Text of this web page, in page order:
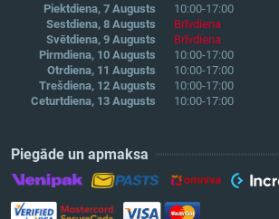
Piektdiena, 7 Augusts
10:00-17:00
Sestdiena, 8 Augusts
Brīvdiena
Svētdiena, 9 Augusts
Brīvdiena
Pirmdiena, 10 Augusts
10:00-17:00
Otrdiena, 11 Augusts
10:00-17:00
Trešdiena, 12 Augusts
10:00-17:00
Ceturtdiena, 13 Augusts
10:00-17:00
Piegāde un apmaksa